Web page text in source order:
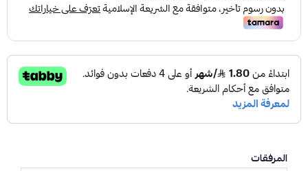
المرفقات